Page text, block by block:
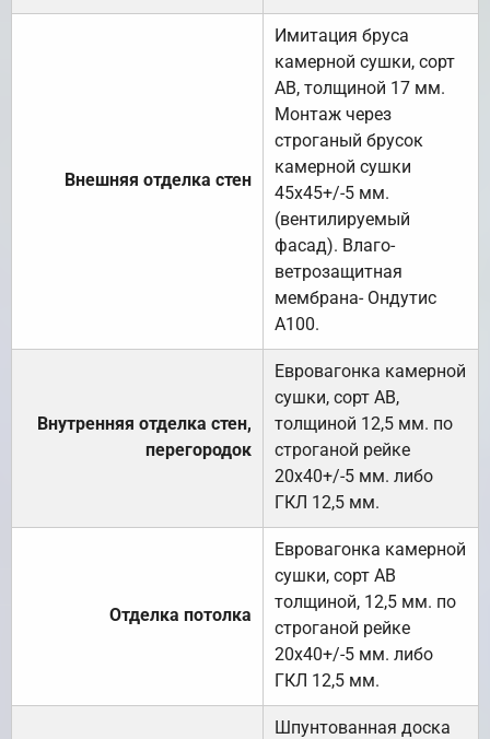
Внешняя отделка стен
Имитация бруса
камерной сушки, сорт
АВ, толщиной 17 мм.
Монтаж через
строганый брусок
камерной сушки
45х45+/-5 мм.
(вентилируемый
фасад). Влаго-
ветрозащитная
мембрана- Ондутис
А100.
Внутренняя отделка стен,
перегородок
Евровагонка камерной
сушки, сорт АВ,
толщиной 12,5 мм. по
строганой рейке
20х40+/-5 мм. либо
ГКЛ 12,5 мм.
Отделка потолка
Евровагонка камерной
сушки, сорт АВ
толщиной, 12,5 мм. по
строганой рейке
20х40+/-5 мм. либо
ГКЛ 12,5 мм.
Шпунтованная доска